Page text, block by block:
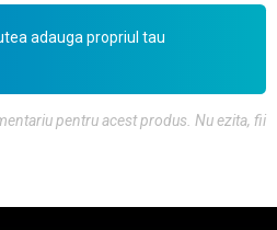
adauga propriul tau
pentru acest produs. Nu ezita, fii